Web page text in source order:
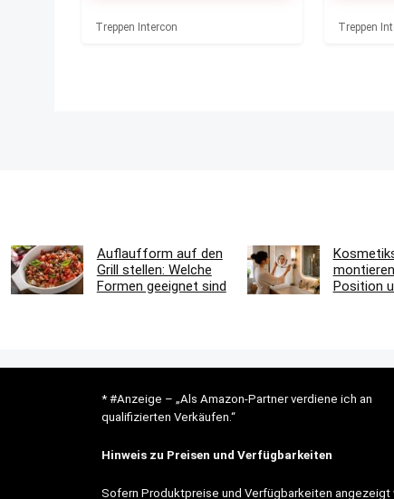
Treppen Intercon Treppen
Auflaufform auf den
Grill stellen: Welche
Formen geeignet sind
Position
* #Anzeige – „Als Amazon-Partner verdiene ich an
qualifizierten Verkäufen.“
Hinweis zu Preisen und Verfügbarkeiten
Sofern Produktpreise und Verfügbarkeiten angezeigt